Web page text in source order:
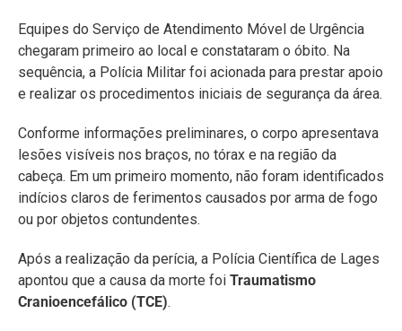
Equipes do Serviço de Atendimento Móvel de Urgência
chegaram primeiro ao local e constataram o óbito. Na
sequência, a Polícia Militar foi acionada para prestar apoio
e realizar os procedimentos iniciais de segurança da área.
Conforme informações preliminares, o corpo apresentava
lesões visíveis nos braços, no tórax e na região da
cabeça. Em um primeiro momento, não foram identificados
indícios claros de ferimentos causados por arma de fogo
ou por objetos contundentes.
Após a realização da perícia, a Polícia Científica de Lages
apontou que a causa da morte foi Traumatismo
Cranioencefálico (TCE).